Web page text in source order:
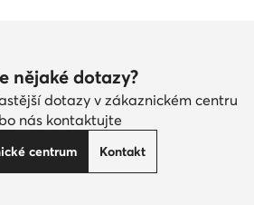
nějaké dotazy?
dotazy v zákaznickém centru
nás kontaktujte
centrum Kontakt